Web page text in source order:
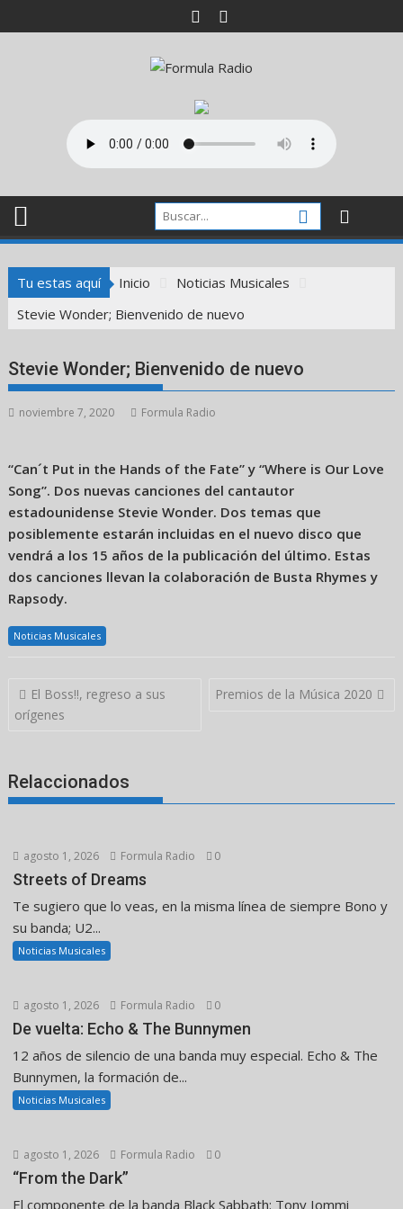
al
Tu estas aquí Inicio
Noticias Musicales
Stevie Wonder; Bienvenido de nuevo
Stevie Wonder; Bienvenido de nuevo
noviembre 7, 2020 Formula Radio
“Can´t Put in the Hands of the Fate” y “Where is Our Love
Song”. Dos nuevas canciones del cantautor
estadounidense Stevie Wonder. Dos temas que
posiblemente estarán incluidas en el nuevo disco que
vendrá a los 15 años de la publicación del último. Estas
dos canciones llevan la colaboración de Busta Rhymes y
Rapsody.
Noticias Musicales
Navegación
de
El Boss!!, regreso a sus
orígenes
Premios de la Música 2020
Relaccionados
agosto 1, 2026 Formula Radio 0
Streets of Dreams
Te sugiero que lo veas, en la misma línea de siempre Bono y
su banda; U2...
Noticias Musicales
agosto 1, 2026 Formula Radio 0
De vuelta: Echo & The Bunnymen
12 años de silencio de una banda muy especial. Echo & The
Bunnymen, la formación de...
Noticias Musicales
agosto 1, 2026 Formula Radio 0
“From the Dark”
El componente de la banda Black Sabbath: Tony Iommi